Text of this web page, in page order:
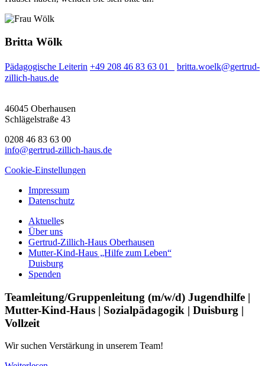
Britta Wölk
Pädagogische Leiterin +49 208 46 83 63 01
britta.woelk@gertrud-
zillich-haus.de
46045 Oberhausen
Schlägelstraße 43
0208 46 83 63 00
info@gertrud-zillich-haus.de
Cookie-Einstellungen
Impressum
Datenschutz
Aktuelles
Über uns
Gertrud-Zillich-Haus Oberhausen
Mutter-Kind-Haus „Hilfe zum Leben“
Duisburg
Spenden
Teamleitung/Gruppenleitung (m/w/d) Jugendhilfe |
Mutter-Kind-Haus | Sozialpädagogik | Duisburg |
Vollzeit
Wir suchen Verstärkung in unserem Team!